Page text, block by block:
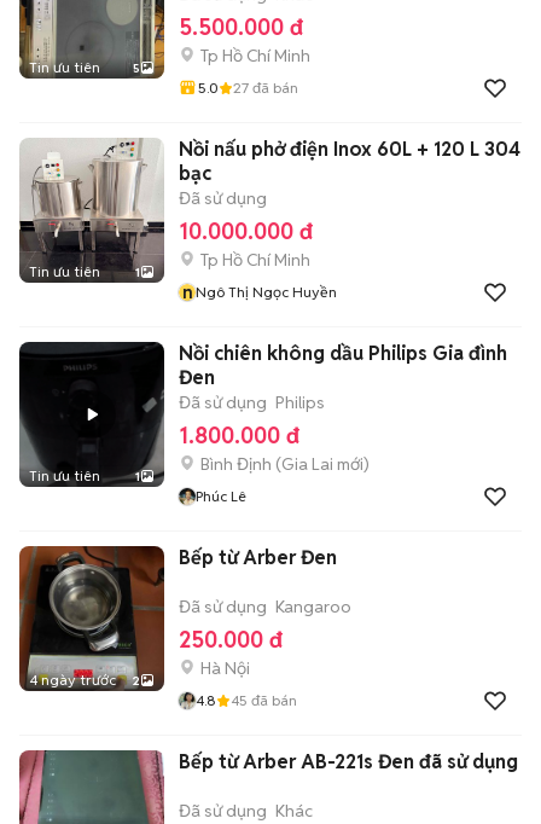
Tin ưu tiên 5
5.500.000 đ
Tp Hồ Chí Minh
5.0 27 đã bán
Tin ưu tiên 1
Nồi nấu phở điện Inox 60L + 120 L 304
bạc
Đã sử dụng
10.000.000 đ
Tp Hồ Chí Minh
nNgô Thị Ngọc Huyền
Tin ưu tiên 1
Nồi chiên không dầu Philips Gia đình
Đen
Đã sử dụng Philips
1.800.000 đ
Bình Định (Gia Lai mới)
Phúc Lê
4 ngày trước 2
Bếp từ Arber Đen
Đã sử dụng Kangaroo
250.000 đ
Hà Nội
4.8 45 đã bán
Bếp từ Arber AB-221s Đen đã sử dụng
Đã sử dụng Khác